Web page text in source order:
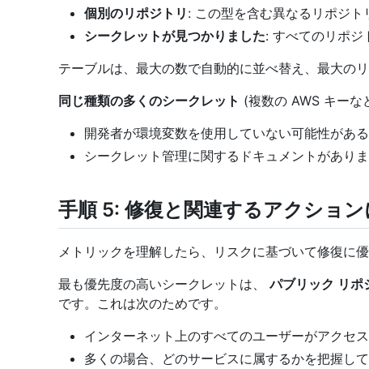
個別のリポジトリ : この型を含む異なるリポジト
シークレットが見つかりました: すべてのリポジ
テーブルは、最大の数で自動的に並べ替え、最大の
同じ種類の多くのシークレット (複数の AWS キーな
開発者が環境変数を使用していない可能性がある
シークレット管理に関するドキュメントがあり
手順 5: 修復と関連するアクショ
メトリックを理解したら、リスクに基づいて修復に優
最も優先度の高いシークレットは、パブリック リポ
です。これは次のためです。
インターネット上のすべてのユーザーがアクセ
多くの場合、どのサービスに属するかを把握し